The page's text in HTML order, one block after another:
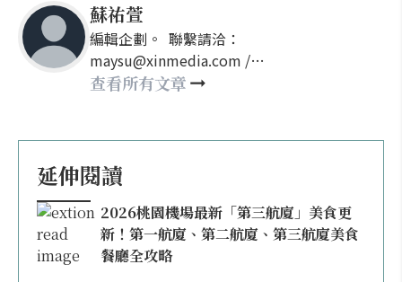
蘇祐萱
編輯企劃。 聯繫請洽：
maysu@xinmedia.com /
may860527@gmail.com
查看所有文章
延伸閱讀
2026桃園機場最新「第三航廈」美食更
新！第一航廈、第二航廈、第三航廈美食
餐廳全攻略